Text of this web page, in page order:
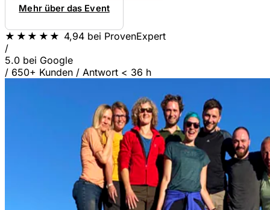
Mehr über das Event
★★★★★ 4,94 bei ProvenExpert
/
5.0 bei Google
/ 650+ Kunden / Antwort < 36 h